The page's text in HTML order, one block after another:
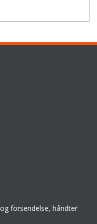
forsendelse, håndter